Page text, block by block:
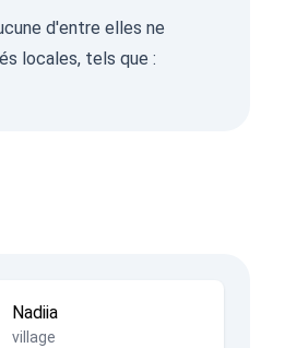
d'entre elles ne
locales, tels que :
Nadiia
village